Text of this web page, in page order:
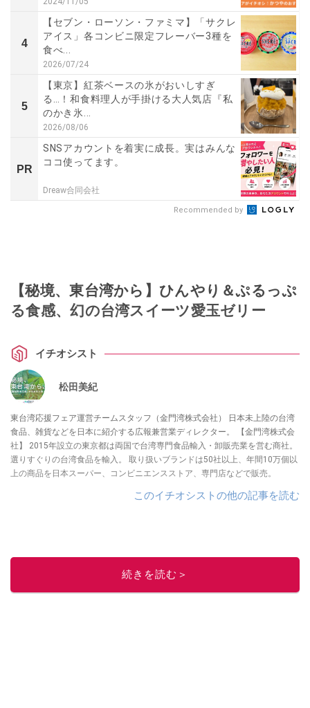
4
【セブン・ローソン・ファミマ】「サクレ
アイス」各コンビニ限定フレーバー3種を
食べ...
2026/07/24
5
【東京】紅茶ベースの氷がおいしすぎ
る…！和食料理人が手掛ける大人気店『私
のかき氷...
2026/08/06
PR
SNSアカウントを着実に成長。実はみんな
ココ使ってます。
Dreaw合同会社
Recommended by
【秘境、東台湾から】ひんやり＆ぷるっぷ
る食感、幻の台湾スイーツ愛玉ゼリー
イチオシスト
松田美紀
東台湾応援フェア運営チームスタッフ（金門湾株式会社） 日本未上陸の台湾
食品、雑貨などを日本に紹介する広報兼営業ディレクター。 【金門湾株式会
社】 2015年設立の東京都は両国で台湾専門食品輸入・卸販売業を営む商社。
選りすぐりの台湾食品を輸入。 取り扱いブランドは50社以上、年間10万個以
上の商品を日本スーパー、コンビニエンスストア、専門店などで販売。
このイチオシストの他の記事を読む
続きを読む＞